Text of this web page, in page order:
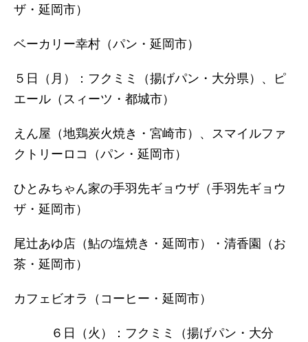
ザ・延岡市）
ベーカリー幸村（パン・延岡市）
５日（月）：フクミミ（揚げパン・大分県）、ピ
エール（スィーツ・都城市）
えん屋（地鶏炭火焼き・宮崎市）、スマイルファ
クトリーロコ（パン・延岡市）
ひとみちゃん家の手羽先ギョウザ（手羽先ギョウ
ザ・延岡市）
尾辻あゆ店（鮎の塩焼き・延岡市）・清香園（お
茶・延岡市）
カフェビオラ（コーヒー・延岡市）
６日（火）：フクミミ（揚げパン・大分